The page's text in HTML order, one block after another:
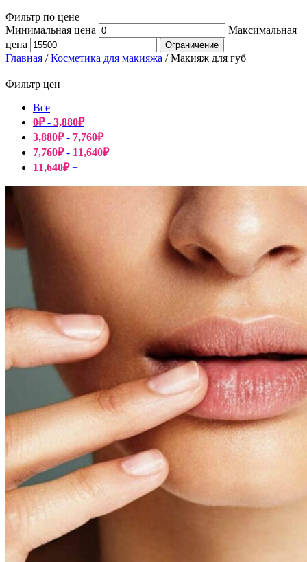
Фильтр по цене
Минимальная цена
Максимальная
цена
Ограничение
Главная / Косметика для макияжа / Макияж для губ
Фильтр цен
Все
0₽- 3,880₽
3,880₽- 7,760₽
7,760₽- 11,640₽
11,640₽+